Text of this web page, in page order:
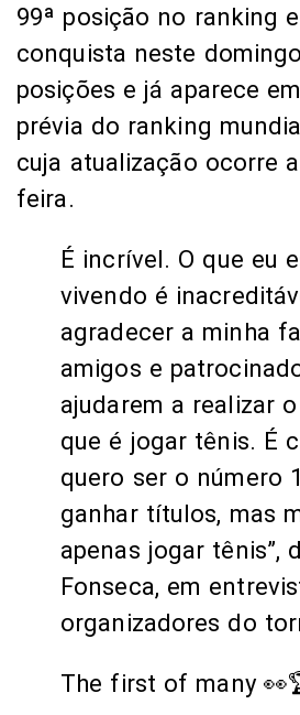
99ª posição no ranking
conquista neste
posições e já aparece
prévia do ranking
cuja atualização ocorre
feira.
É incrível. O que eu
vivendo é
agradecer a minha
amigos e
ajudarem a realizar
que é jogar tênis. É
quero ser o número
ganhar títulos, mas
apenas jogar tênis”,
Fonseca, em
organizadores do
The first of many